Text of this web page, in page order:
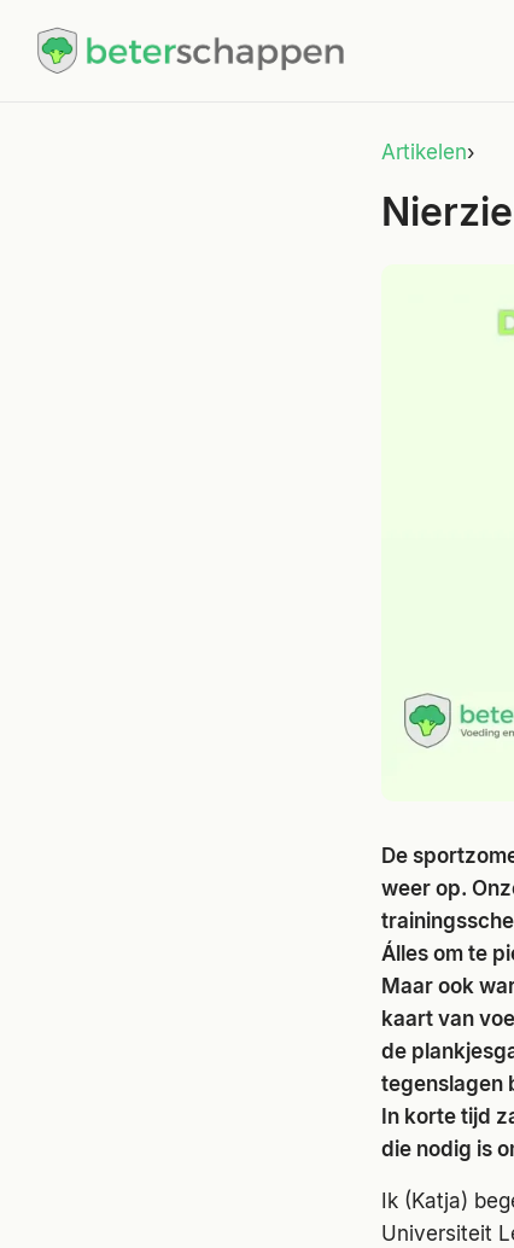
Artikelen›
De
weer op.
Álles om te
Maar ook
kaart van
de
tegenslagen
In korte tijd
die nodig is
Ik (Katja)
Universiteit